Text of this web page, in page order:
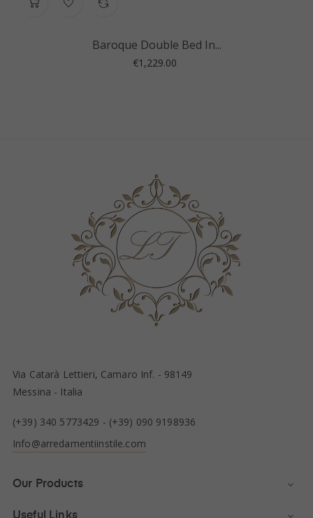
Baroque Double Bed In...
Price
€1,229.00
Via Catarà Lettieri, Camaro Inf. - 98149
Messina - Italia
(+39) 340 5773429 - (+39) 090 9198936
Info@arredamentiinstile.com
Our Products 